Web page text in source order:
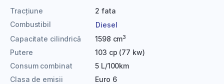
Tracțiune
2 fata
Combustibil
Diesel
Capacitate cilindrică
1598 cm3
Putere
103 cp (77 kw)
Consum combinat
5 L/100km
Clasa de emisii
Euro 6